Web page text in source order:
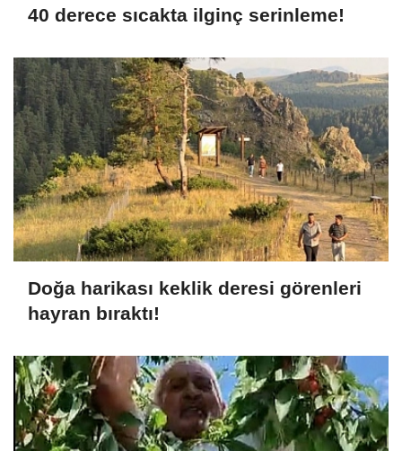
40 derece sıcakta ilginç serinleme!
Doğa harikası keklik deresi görenleri
hayran bıraktı!